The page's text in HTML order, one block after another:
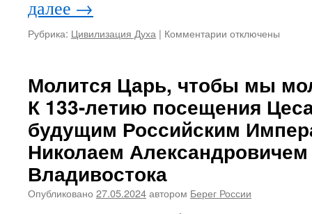
далее →
Рубрика: Цивилизация Духа | Комментарии к
ДО
ТИХОГО
ОКЕАНА.
Издана
и
о
отключены
Молится Царь, чтобы мы
К 133-летию посещения
будущим Российским
Николаем
Владивостока
Опубликовано 27.05.2024автором Берег России